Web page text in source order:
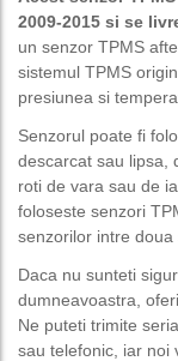
2009-2015 si se
un senzor TPMS
sistemul TPMS
presiunea si
Senzorul poate fi
descarcat sau lipsa,
roti de vara sau de
foloseste senzori
senzorilor intre doua
Daca nu sunteti
dumneavoastra,
Ne puteti trimite
sau telefonic, iar noi